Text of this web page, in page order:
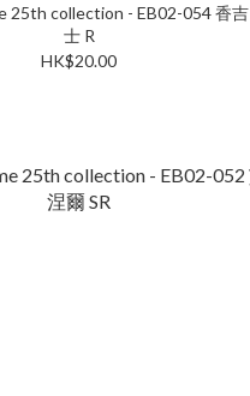
25th collection - EB02-054 香吉
士 R
HK$20.00